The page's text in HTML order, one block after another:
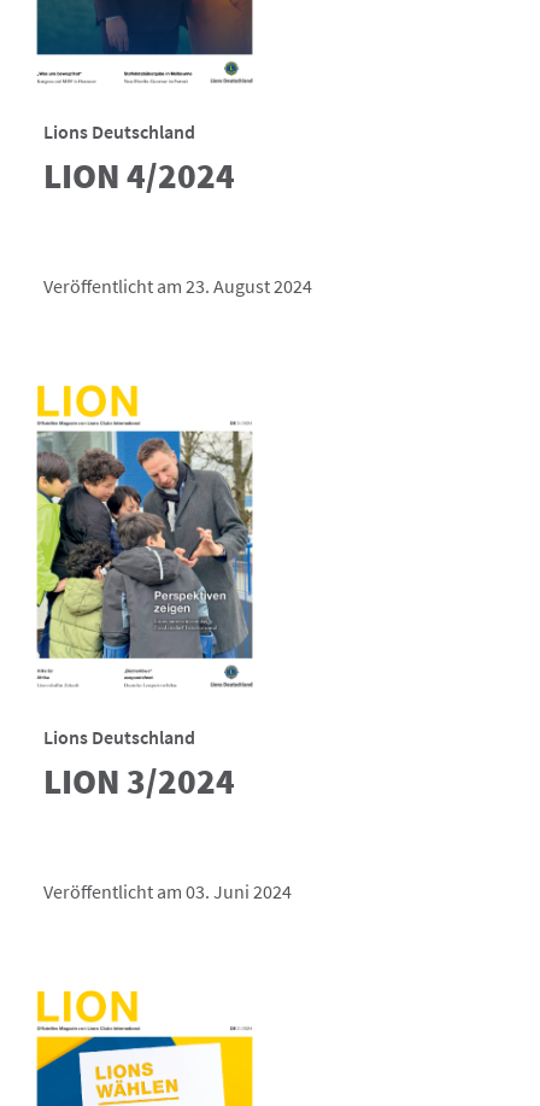
Lions Deutschland
LION 4/2024
Veröffentlicht am 23. August 2024
Lions Deutschland
LION 3/2024
Veröffentlicht am 03. Juni 2024